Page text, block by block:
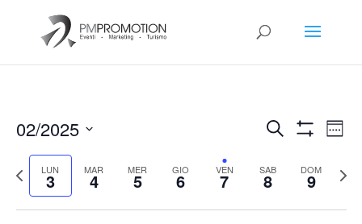
Eventi
e
viste
Cerca
02/2025
date.
Previous
LUN
3 MAR
4 MER
5 GIO
6 VEN
7 SAB
8 DOM
9
05:00
08:00